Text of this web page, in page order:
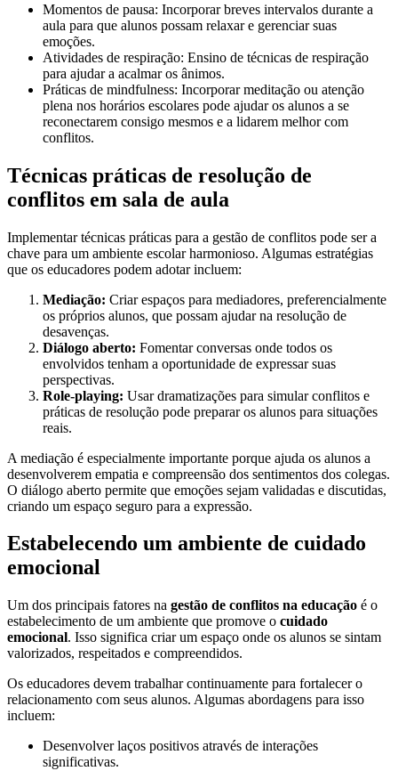
Momentos de pausa: Incorporar breves intervalos durante a
aula para que alunos possam relaxar e gerenciar suas
emoções.
Atividades de respiração: Ensino de técnicas de respiração
para ajudar a acalmar os ânimos.
Práticas de mindfulness: Incorporar meditação ou atenção
plena nos horários escolares pode ajudar os alunos a se
reconectarem consigo mesmos e a lidarem melhor com
conflitos.
Técnicas práticas de resolução de
conflitos em sala de aula
Implementar técnicas práticas para a gestão de conflitos pode ser a
chave para um ambiente escolar harmonioso. Algumas estratégias
que os educadores podem adotar incluem:
Mediação: Criar espaços para mediadores, preferencialmente
os próprios alunos, que possam ajudar na resolução de
desavenças.
Diálogo aberto: Fomentar conversas onde todos os
envolvidos tenham a oportunidade de expressar suas
perspectivas.
Role-playing: Usar dramatizações para simular conflitos e
práticas de resolução pode preparar os alunos para situações
reais.
A mediação é especialmente importante porque ajuda os alunos a
desenvolverem empatia e compreensão dos sentimentos dos colegas.
O diálogo aberto permite que emoções sejam validadas e discutidas,
criando um espaço seguro para a expressão.
Estabelecendo um ambiente de cuidado
emocional
Um dos principais fatores na gestão de conflitos na educação é o
estabelecimento de um ambiente que promove o cuidado
emocional. Isso significa criar um espaço onde os alunos se sintam
valorizados, respeitados e compreendidos.
Os educadores devem trabalhar continuamente para fortalecer o
relacionamento com seus alunos. Algumas abordagens para isso
incluem:
Desenvolver laços positivos através de interações
significativas.